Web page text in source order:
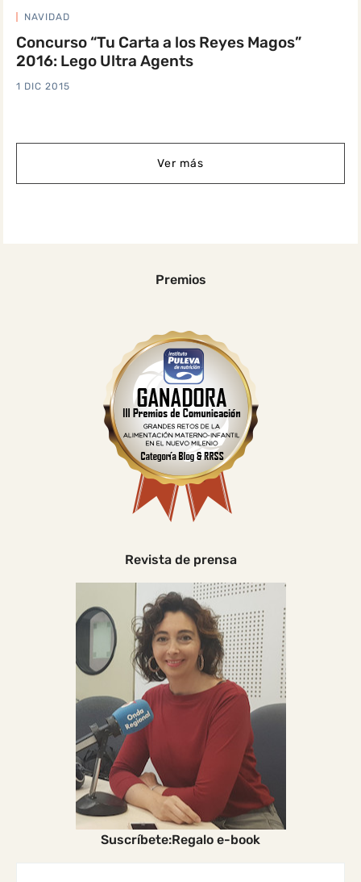
NAVIDAD
Concurso “Tu Carta a los Reyes Magos”
2016: Lego Ultra Agents
1 DIC 2015
Ver más
Premios
Revista de prensa
Suscríbete:Regalo e-book